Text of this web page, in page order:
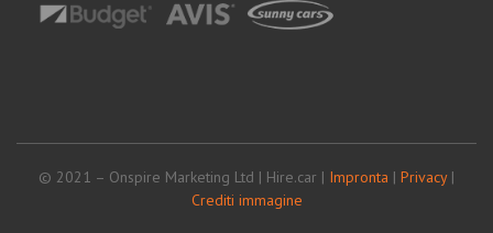
© 2021 – Onspire Marketing Ltd | Hire.car | Impronta | Privacy|
Crediti immagine